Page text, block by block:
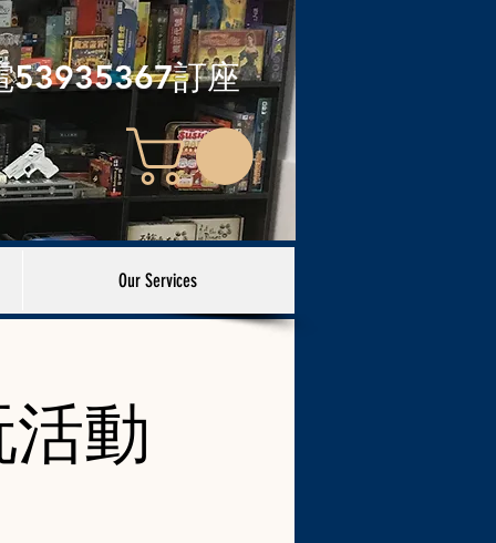
53935367訂座
Our Services
動